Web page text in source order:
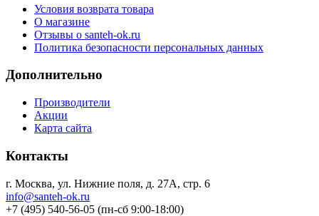
Условия возврата товара
О магазине
Отзывы о santeh-ok.ru
Политика безопасности персональных данных
Дополнительно
Производители
Акции
Карта сайта
Контакты
г. Москва, ул. Нижние поля, д. 27А, стр. 6
info@santeh-ok.ru
+7 (495) 540-56-05 (пн-сб 9:00-18:00)